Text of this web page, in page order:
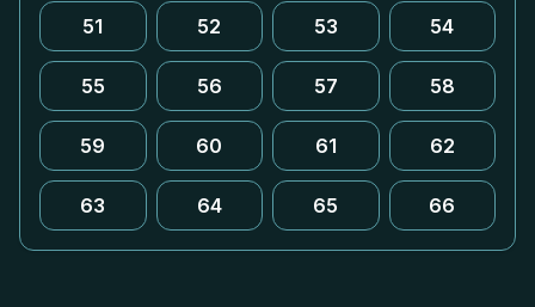
51 52 53 54
55 56 57 58
59 60 61 62
63 64 65 66